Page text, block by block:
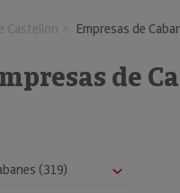
Castellon Empresas de
de